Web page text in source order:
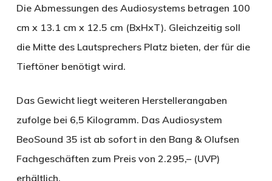
Die Abmessungen des Audiosystems betragen 100
cm x 13.1 cm x 12.5 cm (BxHxT). Gleichzeitig soll
die Mitte des Lautsprechers Platz bieten, der für die
Tieftöner benötigt wird.
Das Gewicht liegt weiteren Herstellerangaben
zufolge bei 6,5 Kilogramm. Das Audiosystem
BeoSound 35 ist ab sofort in den Bang & Olufsen
Fachgeschäften zum Preis von 2.295,– (UVP)
erhältlich.